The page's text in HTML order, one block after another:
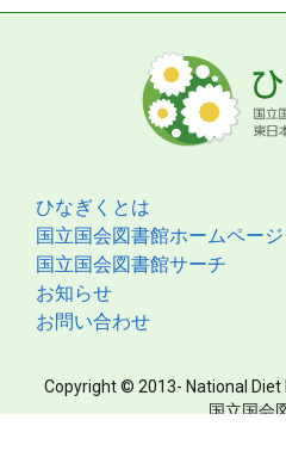
ひなぎくとは
国立国会図書館ホームページ
国立国会図書館サーチ
お知らせ
お問い合わせ
Copyright © 2013- National Diet